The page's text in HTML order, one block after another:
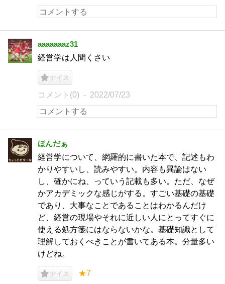
aaaaaaaz31
経営学は人間くさい
ナイス
コメント(0) 2022/07/23
ほんだぁ
経営学について、網羅的に書いた本で、記述もわ
かりやすいし、読みやすい。内容も異論はない
し、確かにね、っていう記載も多い。ただ、なぜ
かアカデミックな感じがする。すごい基礎の基礎
であり、大事なことであることはわかるんだけ
ど、経営の現場やそれに近しい人にとってすぐに
使える処方箋にはならないかな。基礎知識として
理解しておくべきことが書いてある本。分量多い
けどね。
ナイス ★7